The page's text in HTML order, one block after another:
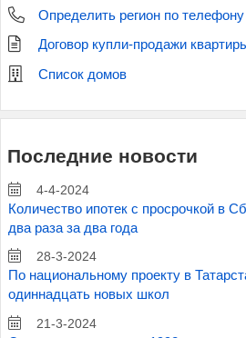
Определить регион по телефону
Договор купли-продажи
Список домов
Последние новости
4-4-2024
Количество ипотек с просрочкой в
два раза за два года
28-3-2024
По национальному проекту в
одиннадцать новых школ
21-3-2024